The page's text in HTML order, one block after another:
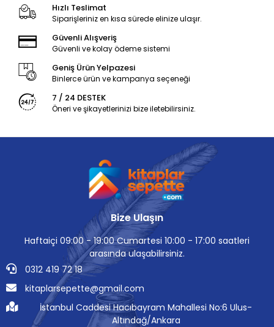
Hızlı Teslimat
Siparişleriniz en kısa sürede elinize ulaşır.
Güvenli Alışveriş
Güvenli ve kolay ödeme sistemi
Geniş Ürün Yelpazesi
Binlerce ürün ve kampanya seçeneği
7 / 24 DESTEK
Öneri ve şikayetlerinizi bize iletebilirsiniz.
Bize Ulaşın
Haftaiçi 09:00 - 19:00 Cumartesi 10:00 - 17:00 saatleri
arasında ulaşabilirsiniz.
0312 419 72 18
kitaplarsepette@gmail.com
İstanbul Caddesi Hacıbayram Mahallesi No:6 Ulus-
Altındağ/Ankara